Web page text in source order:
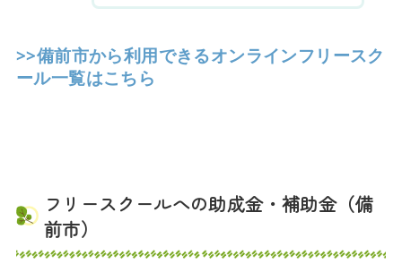
>>備前市から利用できるオンラインフリースク
ール一覧はこちら
フリースクールへの助成金・補助金（備
前市）